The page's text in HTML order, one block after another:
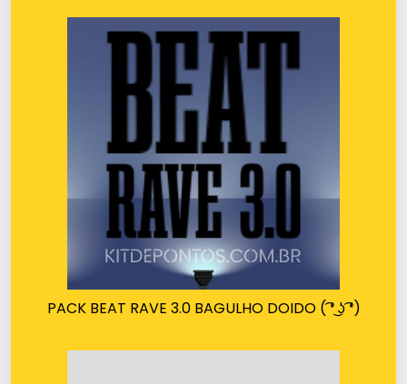
PACK BEAT RAVE 3.0 BAGULHO DOIDO ( ͡❛ ͜ʖ ͡❛)